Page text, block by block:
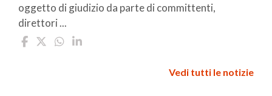
oggetto di giudizio da parte di committenti,
direttori ...
Vedi tutti le notizie